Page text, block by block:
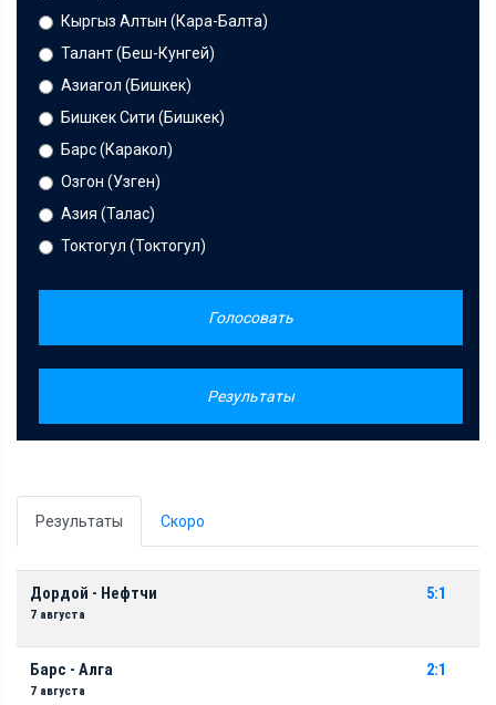
Кыргыз Алтын (Кара-Балта)
Талант (Беш-Кунгей)
Азиагол (Бишкек)
Бишкек Сити (Бишкек)
Барс (Каракол)
Озгон (Узген)
Азия (Талас)
Токтогул (Токтогул)
Голосовать
Результаты
Результаты Скоро
Дордой - Нефтчи
7 августа
5:1
Барс - Алга
7 августа
2:1